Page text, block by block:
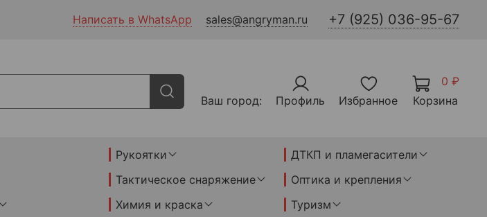
Написать в WhatsApp sales@angryman.ru +7 (925) 036-95-67
Ваш город: Профиль Избранное
0 ₽
Корзина
Рукоятки
ДТКП и пламегасители
Тактическое снаряжение
Оптика и крепления
Химия и краска
Туризм